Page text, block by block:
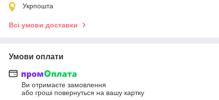
Укрпошта
Всі умови доставки
Умови оплати
Ви отримаєте замовлення
або гроші повернуться на вашу картку